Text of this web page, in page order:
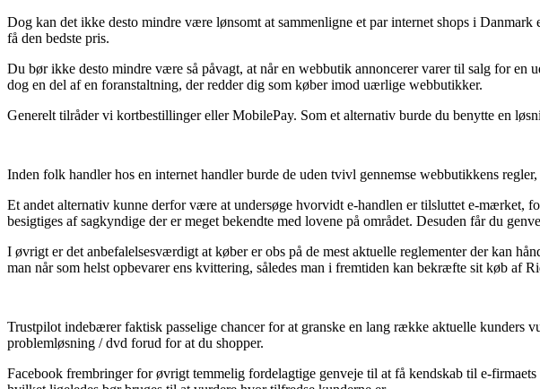
Dog kan det ikke desto mindre være lønsomt at sammenligne et par internet shops i
få den bedste pris.
Du bør ikke desto mindre være så påvagt, at når en webbutik annoncerer varer til salg for en
dog en del af en foranstaltning, der redder dig som køber imod uærlige webbutikker.
Generelt tilråder vi kortbestillinger eller MobilePay. Som et alternativ burde du benytte en
Inden folk handler hos en internet handler burde de uden tvivl gennemse webbutikkens
Et andet alternativ kunne derfor være at undersøge hvorvidt e-handlen er tilsluttet e-mærket,
besigtiges af sagkyndige der er meget bekendte med lovene på området. Desuden får du
I øvrigt er det anbefalelsesværdigt at køber er obs på de mest aktuelle reglementer der kan
man når som helst opbevarer ens kvittering, således man i fremtiden kan bekræfte sit køb
Trustpilot indebærer faktisk passelige chancer for at granske en lang række aktuelle
problemløsning / dvd forud for at du shopper.
Facebook frembringer for øvrigt temmelig fordelagtige genveje til at få kendskab til e-